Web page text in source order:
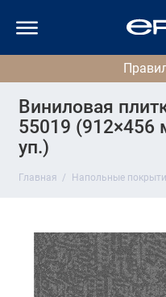
Виниловая
55019
уп.)
Главная Напольные